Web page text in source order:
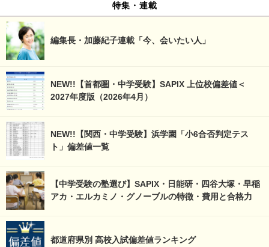
特集・連載
編集長・加藤紀子連載「今、会いたい人」
NEW!!【首都圏・中学受験】SAPIX 上位校偏差値＜
2027年度版（2026年4月）
NEW!!【関西・中学受験】浜学園「小6合否判定テス
ト」偏差値一覧
【中学受験の塾選び】SAPIX・日能研・四谷大塚・早稲
アカ・エルカミノ・グノーブルの特徴・費用と合格力
都道府県別 高校入試偏差値ランキング